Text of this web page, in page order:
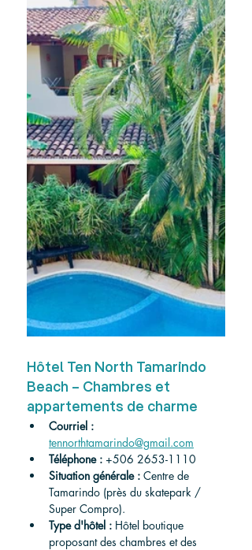
Hôtel Ten North Tamarindo
Beach – Chambres et
appartements de charme
Courriel :
tennorthtamarindo@gmail.com
Téléphone : +506 2653-1110
Situation générale : Centre de
Tamarindo (près du skatepark /
Super Compro).
Type d'hôtel : Hôtel boutique
proposant des chambres et des